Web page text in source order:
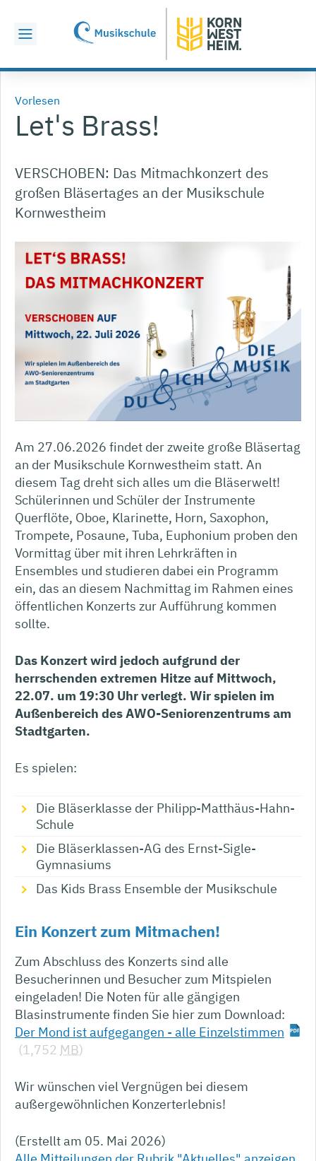
Vorlesen
Let's Brass!
VERSCHOBEN: Das Mitmachkonzert des
großen Bläsertages an der Musikschule
Kornwestheim
Am 27.06.2026 findet der zweite große Bläsertag
an der Musikschule Kornwestheim statt. An
diesem Tag dreht sich alles um die Bläserwelt!
Schülerinnen und Schüler der Instrumente
Querflöte, Oboe, Klarinette, Horn, Saxophon,
Trompete, Posaune, Tuba, Euphonium proben den
Vormittag über mit ihren Lehrkräften in
Ensembles und studieren dabei ein Programm
ein, das an diesem Nachmittag im Rahmen eines
öffentlichen Konzerts zur Aufführung kommen
sollte.
Das Konzert wird jedoch aufgrund der
herrschenden extremen Hitze auf Mittwoch,
22.07. um 19:30 Uhr verlegt. Wir spielen im
Außenbereich des AWO-Seniorenzentrums am
Stadtgarten.
Es spielen:
Die Bläserklasse der Philipp-Matthäus-Hahn-
Schule
Die Bläserklassen-AG des Ernst-Sigle-
Gymnasiums
Das Kids Brass Ensemble der Musikschule
Ein Konzert zum Mitmachen!
Zum Abschluss des Konzerts sind alle
Besucherinnen und Besucher zum Mitspielen
eingeladen! Die Noten für alle gängigen
Blasinstrumente finden Sie hier zum Download:
Der Mond ist aufgegangen - alle Einzelstimmen
(1,752 MB)
Wir wünschen viel Vergnügen bei diesem
außergewöhnlichen Konzerterlebnis!
(Erstellt am 05. Mai 2026)